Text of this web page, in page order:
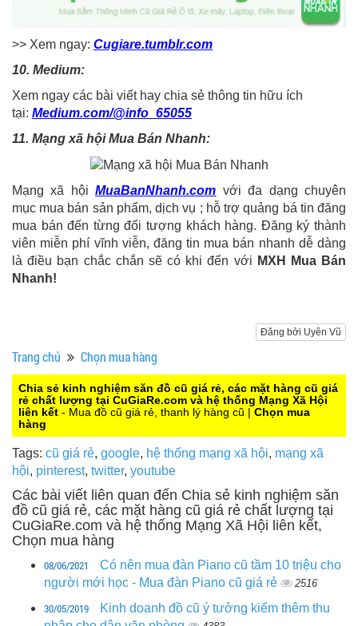
>> Xem ngay: Cugiare.tumblr.com
10. Medium:
Xem ngay các bài viết hay chia sẻ thông tin hữu ích
tại: Medium.com/@info_65055
11. Mạng xã hội Mua Bán Nhanh:
Mạng xã hộiMuaBanNhanh.com với đa dạng chuyên
mục mua bán sản phẩm, dịch vụ ; hỗ trợ quảng bá tin đăng
mua bán đến từng đối tượng khách hàng. Đăng ký thành
viên miễn phí vĩnh viễn, đăng tin mua bán nhanh dễ dàng
là điều bạn chắc chắn sẽ có khi đến với MXH Mua Bán
Nhanh!
Đăng bởi Uyên Vũ
Trang chủ Chọn mua hàng
Chia sẻ kinh nghiệm săn đồ cũ giá rẻ, các mặt hàng cũ giá
rẻ chất lượng tại CuGiaRe.com và hệ thống Mạng Xã Hội
liên kết - Mua đồ cũ giá rẻ, thanh lý hàng cũ | Chọn mua
hàng
Tags: cũ giá rẻ, google, hệ thống mạng xã hội, mạng xã
hội, pinterest, twitter, youtube
Các bài viết liên quan đến Chia sẻ kinh nghiệm săn
đồ cũ giá rẻ, các mặt hàng cũ giá rẻ chất lượng tại
CuGiaRe.com và hệ thống Mạng Xã Hội liên kết,
Chọn mua hàng
08/06/2021
Có nên mua đàn Piano cũ tầm 10 triệu cho
người mới học - Mua đàn Piano cũ giá rẻ
2516
30/05/2019
Kinh doanh đồ cũ ý tưởng kiểm thêm thu